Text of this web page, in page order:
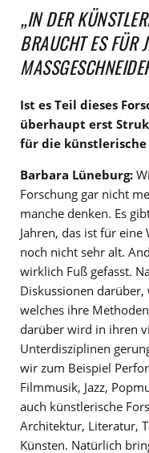
„IN DER
BRAUCHT ES FÜR
Ist es Teil dieses
überhaupt erst
für die künstlerische
Barbara Lüneburg:
Forschung gar nicht
manche denken. Es
Jahren, das ist für eine
noch nicht sehr alt.
wirklich Fuß gefasst.
Diskussionen darüber,
welches ihre
darüber wird in ihren
Unterdisziplinen
wir zum Beispiel
Filmmusik, Jazz,
auch künstlerische
Architektur, Literatur,
Künsten. Natürlich